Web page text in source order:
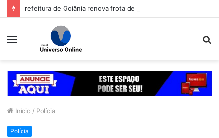
Menu
Início / Polícia
Polícia